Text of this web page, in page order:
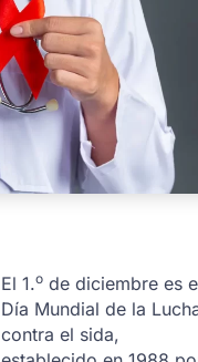
El 1.o de diciembre es
Día Mundial de la
contra el sida,